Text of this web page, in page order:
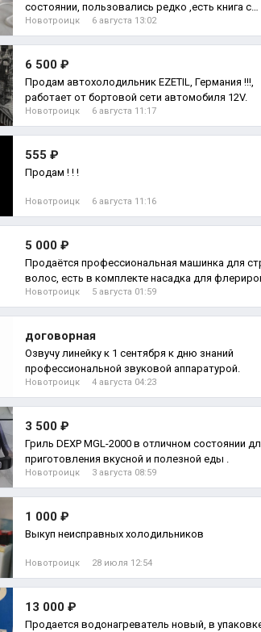
состоянии, пользовались редко ,есть книга с
рецептами
Новотроицк 6 августа 13:02
6 500 ₽
Продам автохолодильник EZETIL, Германия !!!,
работает от бортовой сети автомобиля 12V.
Новотроицк 6 августа 11:17
555 ₽
Продам ! ! !
Новотроицк 6 августа 11:16
5 000 ₽
Продаётся профессиональная машинка для
волос, есть в комплекте насадка для
волос.
Новотроицк 5 августа 01:59
договорная
Озвучу линейку к 1 сентября к дню знаний
профессиональной звуковой аппаратурой.
Новотроицк 4 августа 04:23
3 500 ₽
Гриль DEXP MGL-2000 в отличном состоянии
приготовления вкусной и полезной еды .
Новотроицк 3 августа 08:59
1 000 ₽
Выкуп неисправных холодильников
Новотроицк 28 июля 12:54
13 000 ₽
Продается водонагреватель новый, в упаковке,